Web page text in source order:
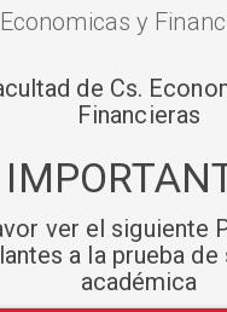
y
de Cs.
Financieras
ver el siguiente
a la prueba
académica